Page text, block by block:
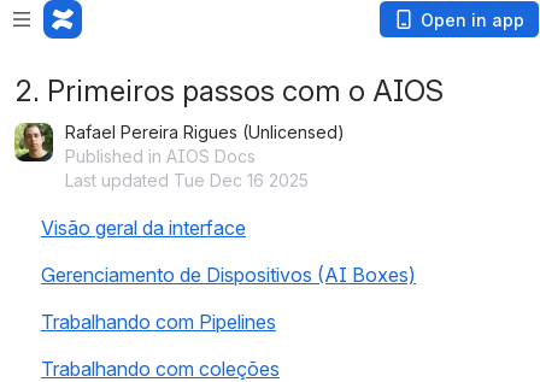
Open in app
2. Primeiros passos com o AIOS
Rafael Pereira Rigues (Unlicensed)
Published in AIOS Docs
Last updated Tue Dec 16 2025
Visão geral da interface
Gerenciamento de Dispositivos (AI Boxes)
Trabalhando com Pipelines
Trabalhando com coleções